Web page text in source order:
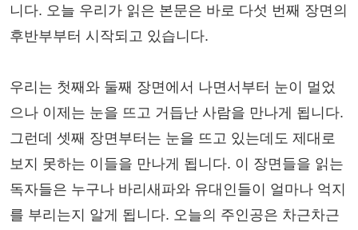
니다. 오늘 우리가 읽은 본문은 바로 다섯 번째 장면의
후반부부터 시작되고 있습니다.
우리는 첫째와 둘째 장면에서 나면서부터 눈이 멀었
으나 이제는 눈을 뜨고 거듭난 사람을 만나게 됩니다.
그런데 셋째 장면부터는 눈을 뜨고 있는데도 제대로
보지 못하는 이들을 만나게 됩니다. 이 장면들을 읽는
독자들은 누구나 바리새파와 유대인들이 얼마나 억지
를 부리는지 알게 됩니다. 오늘의 주인공은 차근차근